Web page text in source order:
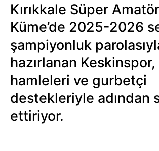
Kırıkkale Süper Amatör
Küme’de 2025-2026
şampiyonluk
hazırlanan
hamleleri ve gurbetçi
destekleriyle adından
ettiriyor.